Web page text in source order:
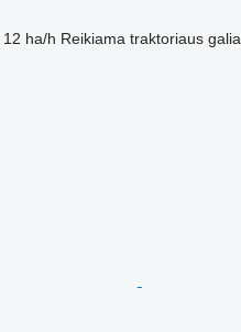
12 ha/h Reikiama traktoriaus galia